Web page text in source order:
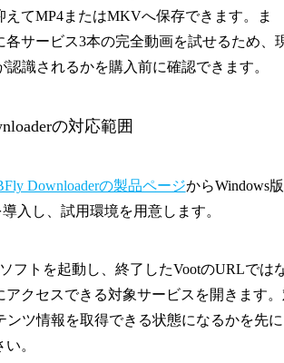
えてMP4またはMKVへ保存できます。ま
各サービス3本の完全動画を試せるため、
識されるかを購入前に確認できます。
の対応範囲
Downloaderの製品ページからWindows版
入し、試用環境を用意します。
フトを起動し、終了したVootのURLでは
アクセスできる対象サービスを開きます
ンツ情報を取得できる状態になるかを先に
。